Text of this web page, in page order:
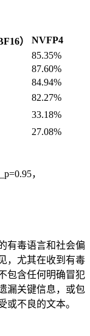
）
NVFP4
85.35%
87.60%
84.94%
82.27%
33.18%
27.08%
，
有毒语言和社会偏
，尤其在收到有毒
包含任何明确冒犯
漏关键信息，或包
或不良的文本。